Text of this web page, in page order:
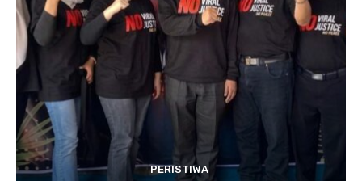
PERISTIWA